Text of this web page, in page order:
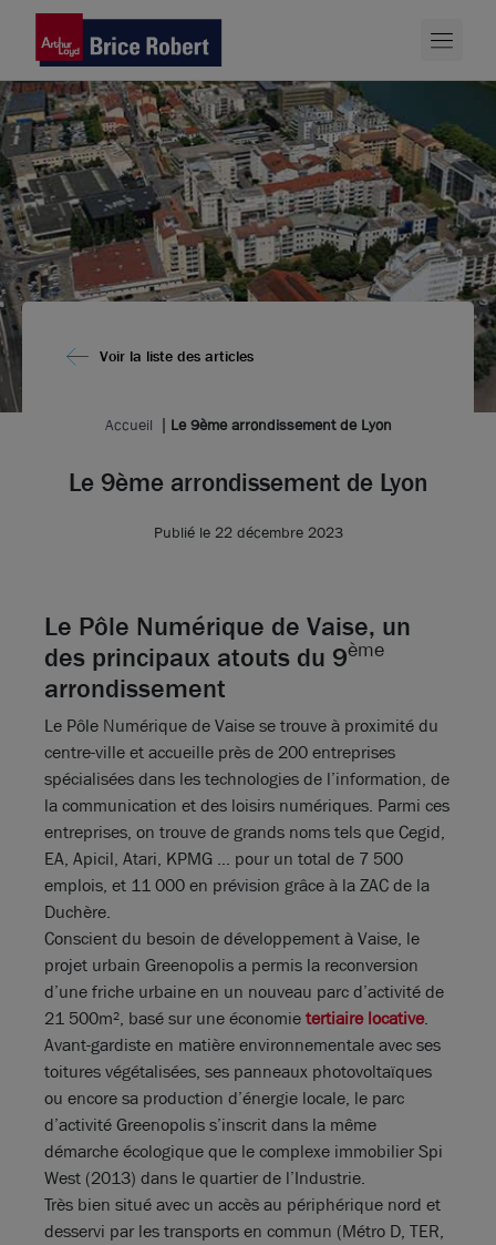
Voir la liste des articles
Accueil Le 9ème arrondissement de Lyon
Le 9ème arrondissement de Lyon
Publié le 22 décembre 2023
Le Pôle Numérique de Vaise, un
des principaux atouts du 9ème
arrondissement
Le Pôle Numérique de Vaise se trouve à proximité du
centre-ville et accueille près de 200 entreprises
spécialisées dans les technologies de l’information, de
la communication et des loisirs numériques. Parmi ces
entreprises, on trouve de grands noms tels que Cegid,
EA, Apicil, Atari, KPMG … pour un total de 7 500
emplois, et 11 000 en prévision grâce à la ZAC de la
Duchère.
Conscient du besoin de développement à Vaise, le
projet urbain Greenopolis a permis la reconversion
d’une friche urbaine en un nouveau parc d’activité de
21 500m², basé sur une économietertiaire locative.
Avant-gardiste en matière environnementale avec ses
toitures végétalisées, ses panneaux photovoltaïques
ou encore sa production d’énergie locale, le parc
d’activité Greenopolis s’inscrit dans la même
démarche écologique que le complexe immobilier Spi
West (2013) dans le quartier de l’Industrie.
Très bien situé avec un accès au périphérique nord et
desservi par les transports en commun (Métro D, TER,